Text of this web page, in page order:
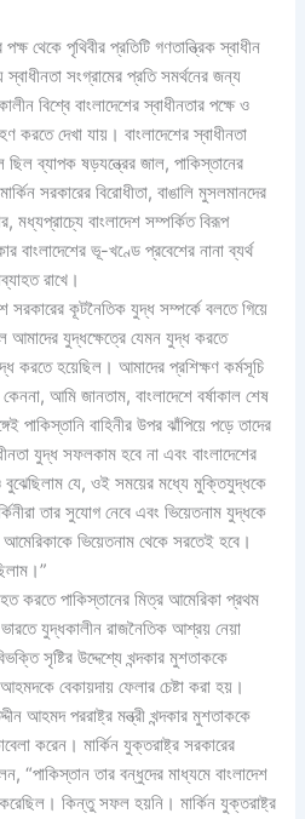
থেকে পৃথিবীর প্রতিটি গণতান্ত্রিক স্বাধীন
স্বাধীনতা সংগ্রামের প্রতি সমর্থনের জন্য
বিশ্বে বাংলাদেশের স্বাধীনতার পক্ষে ও
করতে দেখা যায়। বাংলাদেশের স্বাধীনতা
ব্যাপক ষড়যন্ত্রের জাল, পাকিস্তানের
সরকারের বিরোধীতা, বাঙালি মুসলমানদের
মধ্যপ্রাচ্যে বাংলাদেশ সম্পর্কিত বিরূপ
বাংলাদেশের ভূ-খণ্ডে প্রবেশের নানা ব্যর্থ
রাখে।
সরকারের কূটনৈতিক যুদ্ধ সম্পর্কে বলতে গিয়ে
আমাদের যুদ্ধক্ষেত্রে যেমন যুদ্ধ করতে
করতে হয়েছিল। আমাদের প্রশিক্ষণ কর্মসূচি
আমি জানতাম, বাংলাদেশে বর্ষাকাল শেষ
পাকিস্তানি বাহিনীর উপর ঝাঁপিয়ে পড়ে তাদের
যুদ্ধ সফলকাম হবে না এবং বাংলাদেশের
যে, ওই সময়ের মধ্যে মুক্তিযুদ্ধকে
তার সুযোগ নেবে এবং ভিয়েতনাম যুদ্ধকে
ভিয়েতনাম থেকে সরতেই হবে।
করতে পাকিস্তানের মিত্র আমেরিকা প্রথম
যুদ্ধকালীন রাজনৈতিক আশ্রয় নেয়া
সৃষ্টির উদ্দেশ্যে খন্দকার মুশতাককে
বেকায়দায় ফেলার চেষ্টা করা হয়।
আহমদ পররাষ্ট্র মন্ত্রী খন্দকার মুশতাককে
করেন। মার্কিন যুক্তরাষ্ট্র সরকারের
“পাকিস্তান তার বন্ধুদের মাধ্যমে বাংলাদেশ
করেছিল। কিন্তু সফল হয়নি। মার্কিন যুক্তরাষ্ট্র